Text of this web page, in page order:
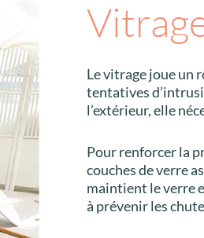
Le vitrage joue un
tentatives
l’extérieur, elle
Pour renforcer la
couches de verre
maintient le verre
à prévenir les